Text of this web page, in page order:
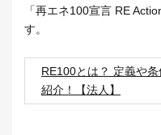
「再エネ100宣言 RE
す。
RE100とは？ 定義や
紹介！【法人】